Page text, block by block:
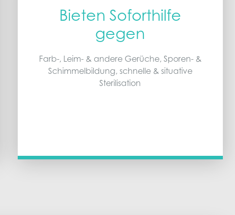
Bieten Soforthilfe
gegen
Farb-, Leim- & andere Gerüche, Sporen- &
Schimmelbildung, schnelle & situative
Sterilisation